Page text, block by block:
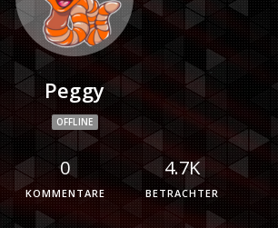
Peggy
OFFLINE
0
KOMMENTARE
4.7K
BETRACHTER